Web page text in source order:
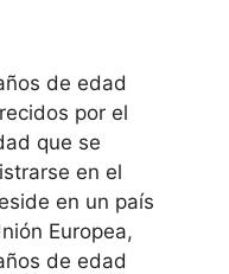
de edad
por el
que se
en el
en un país
Europea,
de edad